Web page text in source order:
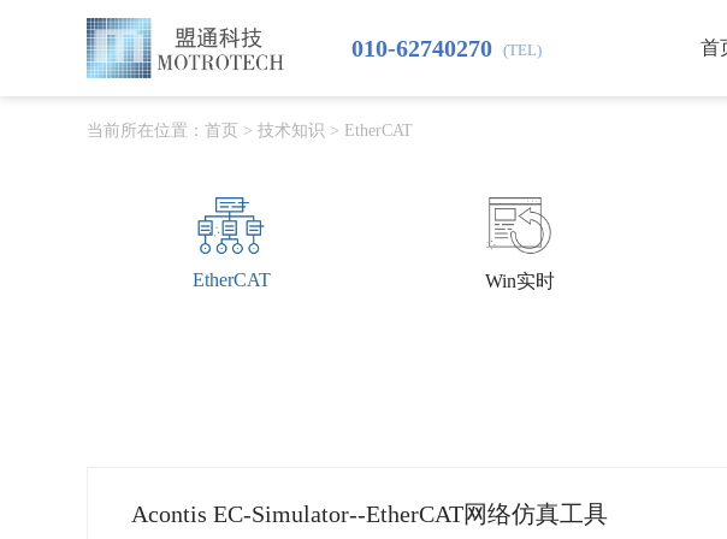
首
010-62740270 (TEL)
当前所在位置： 首页 > 技术知识 > EtherCAT
EtherCAT Win实时
Acontis EC-Simulator--EtherCAT网络仿真工具